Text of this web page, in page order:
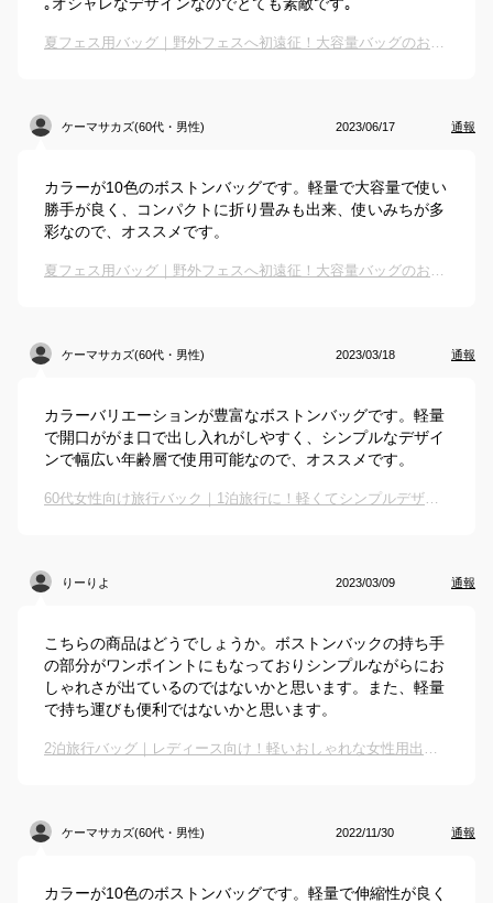
夏フェス用バッグ｜野外フェスへ初遠征！大容量バッグのおすすめは？
ケーマサカズ(60代・男性) 2023/06/17 通報
カラーが10色のボストンバッグです。軽量で大容量で使い
勝手が良く、コンパクトに折り畳みも出来、使いみちが多
彩なので、オススメです。
夏フェス用バッグ｜野外フェスへ初遠征！大容量バッグのおすすめは？
ケーマサカズ(60代・男性) 2023/03/18 通報
カラーバリエーションが豊富なボストンバッグです。軽量
で開口ががま口で出し入れがしやすく、シンプルなデザイ
ンで幅広い年齢層で使用可能なので、オススメです。
60代女性向け旅行バック｜1泊旅行に！軽くてシンプルデザインのボストンバッグのおすすめは？
りーりよ 2023/03/09 通報
こちらの商品はどうでしょうか。ボストンバックの持ち手
の部分がワンポイントにもなっておりシンプルながらにお
しゃれさが出ているのではないかと思います。また、軽量
で持ち運びも便利ではないかと思います。
2泊旅行バッグ｜レディース向け！軽いおしゃれな女性用出張カバンのおすすめは？
ケーマサカズ(60代・男性) 2022/11/30 通報
カラーが10色のボストンバッグです。軽量で伸縮性が良く